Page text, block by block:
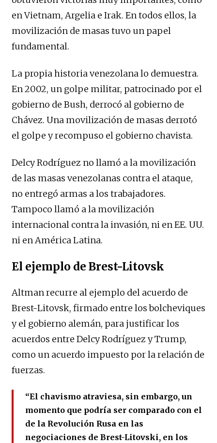
en Vietnam, Argelia e Irak. En todos ellos, la
movilización de masas tuvo un papel
fundamental.
La propia historia venezolana lo demuestra.
En 2002, un golpe militar, patrocinado por el
gobierno de Bush, derrocó al gobierno de
Chávez. Una movilización de masas derrotó
el golpe y recompuso el gobierno chavista.
Delcy Rodríguez no llamó a la movilización
de las masas venezolanas contra el ataque,
no entregó armas a los trabajadores.
Tampoco llamó a la movilización
internacional contra la invasión, ni en EE. UU.
ni en América Latina.
El ejemplo de Brest-Litovsk
Altman recurre al ejemplo del acuerdo de
Brest-Litovsk, firmado entre los bolcheviques
y el gobierno alemán, para justificar los
acuerdos entre Delcy Rodríguez y Trump,
como un acuerdo impuesto por la relación de
fuerzas.
“El chavismo atraviesa, sin embargo, un
momento que podría ser comparado con el
de la Revolución Rusa en las
negociaciones de Brest-Litovski, en los